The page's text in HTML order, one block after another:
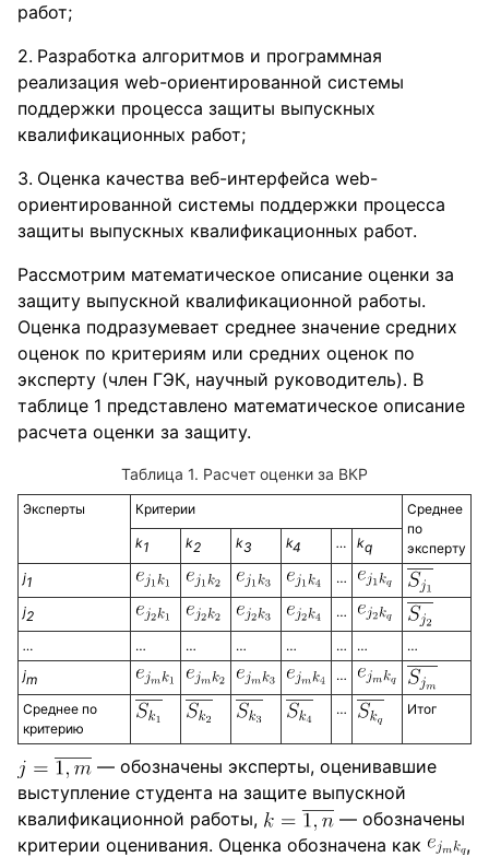
работ;
Разработка алгоритмов и программная
реализация web-ориентированной системы
поддержки процесса защиты выпускных
квалификационных работ;
Оценка качества веб-интерфейса web-
ориентированной системы поддержки процесса
защиты выпускных квалификационных работ.
Рассмотрим математическое описание оценки за
защиту выпускной квалификационной работы.
Оценка подразумевает среднее значение средних
оценок по критериям или средних оценок по
эксперту (член ГЭК, научный руководитель). В
таблице 1 представлено математическое описание
расчета оценки за защиту.
Таблица 1. Расчет оценки за ВКР
Эксперты Критерии
Среднее
по
эксперту
k1 k2 k3 k4 … kq
j1 …
j2 …
… … … … … … …
…
jm …
Среднее по
критерию
… Итог
— обозначены эксперты, оценивавшие
выступление студента на защите выпускной
квалификационной работы,
— обозначены
критерии оценивания. Оценка обозначена как
,